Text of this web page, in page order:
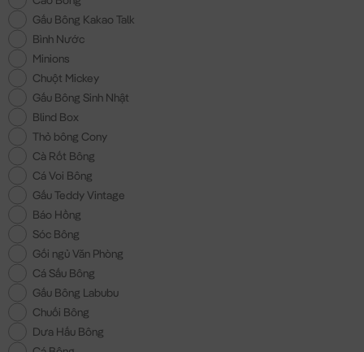
Gấu Bông Kakao Talk
Bình Nước
Minions
Chuột Mickey
Gấu Bông Sinh Nhật
Blind Box
Thỏ bông Cony
Cà Rốt Bông
Cá Voi Bông
Gấu Teddy Vintage
Báo Hồng
Sóc Bông
Gối ngủ Văn Phòng
Cá Sấu Bông
Gấu Bông Labubu
Chuối Bông
Dưa Hấu Bông